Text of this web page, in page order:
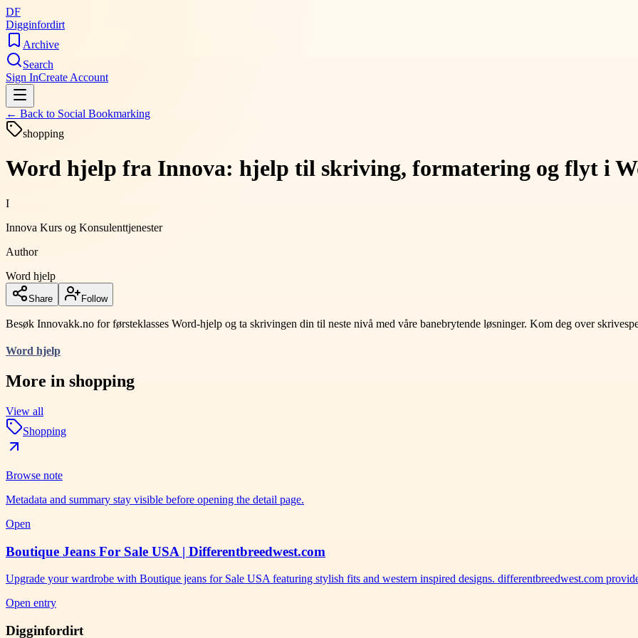
DF
Digginfordirt
Archive
Search
Sign InCreate Account
← Back to Social Bookmarking
shopping
Word hjelp fra Innova: hjelp til skriving, formatering og flyt i
I
Innova Kurs og Konsulenttjenester
Author
Word hjelp
Share Follow
Besøk Innovakk.no for førsteklasses Word-hjelp og ta skrivingen din til neste nivå med våre banebrytende løsninger. Kom deg over
Word hjelp
More in shopping
View all
Shopping
Browse note
Metadata and summary stay visible before opening the detail page.
Open
Boutique Jeans For Sale USA | Differentbreedwest.com
Upgrade your wardrobe with Boutique jeans for Sale USA featuring stylish fits and western inspired designs. differentbreedwest.com
Open entry
Digginfordirt